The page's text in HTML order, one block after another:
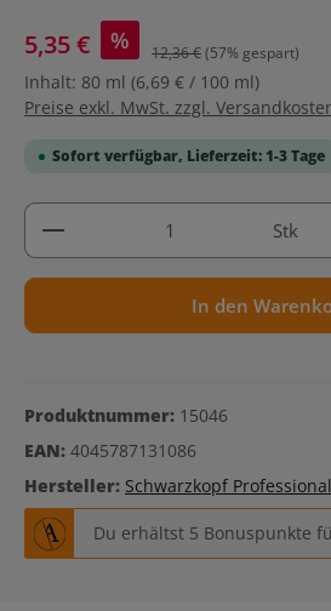
5,35 € % 12,36 €(57% gespart)
Inhalt: 80 ml (6,69 € / 100 ml)
Preise exkl. MwSt. zzgl.
Sofort verfügbar, Lieferzeit: 1-3 Tage
Produkt Anzahl: Gib denStk
In den
Produktnummer: 15046
EAN: 4045787131086
Hersteller: Schwarzkopf Professional
Du erhältst 5 Bonuspunkte